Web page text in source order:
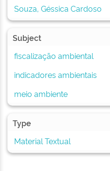
Souza, Géssica Cardoso
Subject
fiscalização ambiental
indicadores ambientais
meio ambiente
Type
Material Textual